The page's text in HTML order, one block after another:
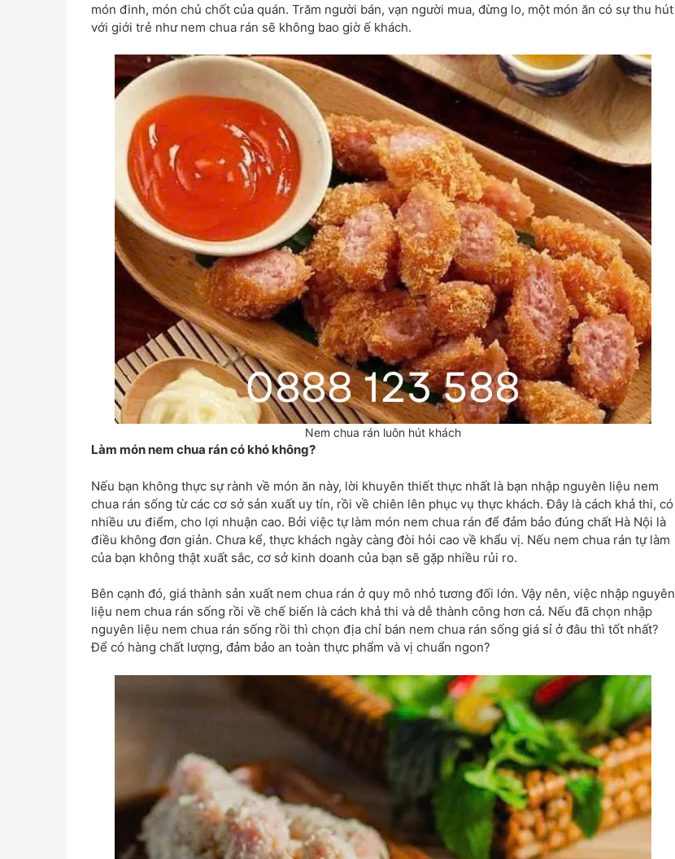
món đinh, món chủ chốt của quán. Trăm người bán, vạn người mua, đừng lo, một món ăn có sự thu hút
với giới trẻ như nem chua rán sẽ không bao giờ ế khách.
Nem chua rán luôn hút khách
Làm món nem chua rán có khó không?
Nếu bạn không thực sự rành về món ăn này, lời khuyên thiết thực nhất là bạn nhập nguyên liệu nem
chua rán sống từ các cơ sở sản xuất uy tín, rồi về chiên lên phục vụ thực khách. Đây là cách khả thi, có
nhiều ưu điểm, cho lợi nhuận cao. Bởi việc tự làm món nem chua rán để đảm bảo đúng chất Hà Nội là
điều không đơn giản. Chưa kể, thực khách ngày càng đòi hỏi cao về khẩu vị. Nếu nem chua rán tự làm
của bạn không thật xuất sắc, cơ sở kinh doanh của bạn sẽ gặp nhiều rủi ro.
Bên cạnh đó, giá thành sản xuất nem chua rán ở quy mô nhỏ tương đối lớn. Vậy nên, việc nhập nguyên
liệu nem chua rán sống rồi về chế biến là cách khả thi và dễ thành công hơn cả. Nếu đã chọn nhập
nguyên liệu nem chua rán sống rồi thì chọn địa chỉ bán nem chua rán sống giá sỉ ở đâu thì tốt nhất?
Để có hàng chất lượng, đảm bảo an toàn thực phẩm và vị chuẩn ngon?